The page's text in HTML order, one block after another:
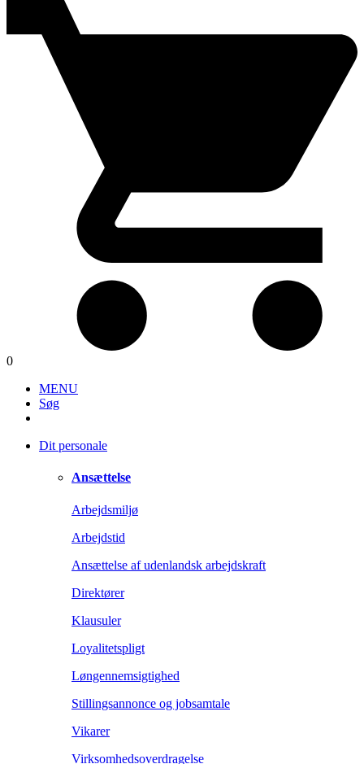
0
MENU
Søg
Dit personale
Ansættelse
Arbejdsmiljø
Arbejdstid
Ansættelse af udenlandsk arbejdskraft
Direktører
Klausuler
Loyalitetspligt
Løngennemsigtighed
Stillingsannonce og jobsamtale
Vikarer
Virksomhedsoverdragelse